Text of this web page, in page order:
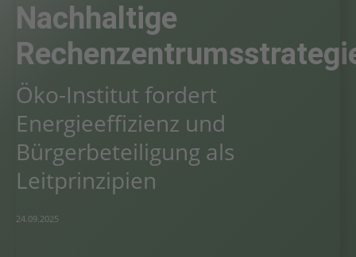
Nachhaltige
Öko-Institut fordert
Energieeffizienz und
Bürgerbeteiligung als
Leitprinzipien
24.09.2025